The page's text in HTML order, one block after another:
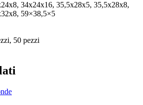
34x24x16, 35,5x28x5, 35,5x28x8,
59×38,5×5
50 pezzi